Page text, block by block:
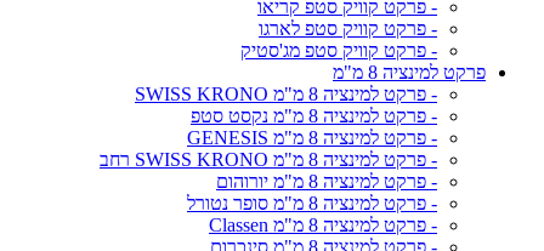
- פרקט קוויק סטפ קריאו
- פרקט קוויק סטפ לארגו
- פרקט קוויק סטפ מג'סטיק
פרקט למינציה 8 מ"מ
- פרקט למינציה 8 מ"מ SWISS KRONO
- פרקט למינציה 8 מ"מ נקסט סטפ
- פרקט למינציה 8 מ"מ GENESIS
- פרקט למינציה 8 מ"מ SWISS KRONO רחב
- פרקט למינציה 8 מ"מ יורוהום
- פרקט למינציה 8 מ"מ סופר נטורל
- פרקט למינציה 8 מ"מ Classen
- פרקט למינציה 8 מ"מ סינכרום